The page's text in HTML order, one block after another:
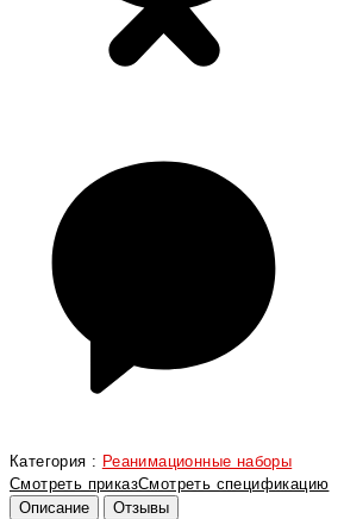
Категория : Реанимационные наборы
Смотреть приказСмотреть спецификацию
Описание
Отзывы